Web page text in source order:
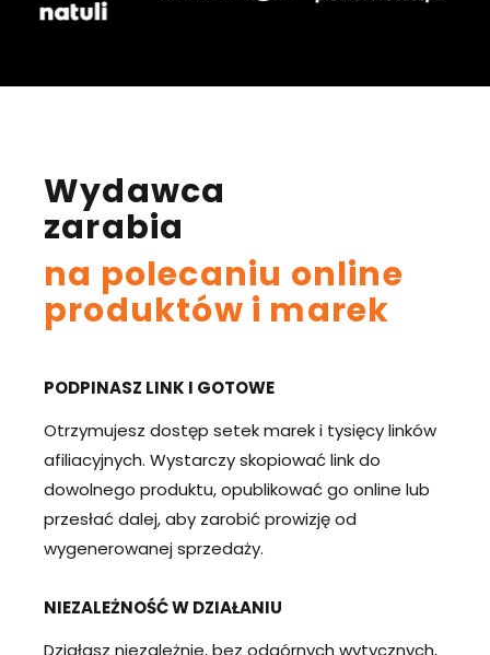
Wydawca
zarabia
na polecaniu online
produktów i marek
PODPINASZ LINK I GOTOWE
Otrzymujesz dostęp setek marek i tysięcy linków
afiliacyjnych. Wystarczy skopiować link do
dowolnego produktu, opublikować go online lub
przesłać dalej, aby zarobić prowizję od
wygenerowanej sprzedaży.
NIEZALEŻNOŚĆ W DZIAŁANIU
Działasz niezależnie, bez odgórnych wytycznych,